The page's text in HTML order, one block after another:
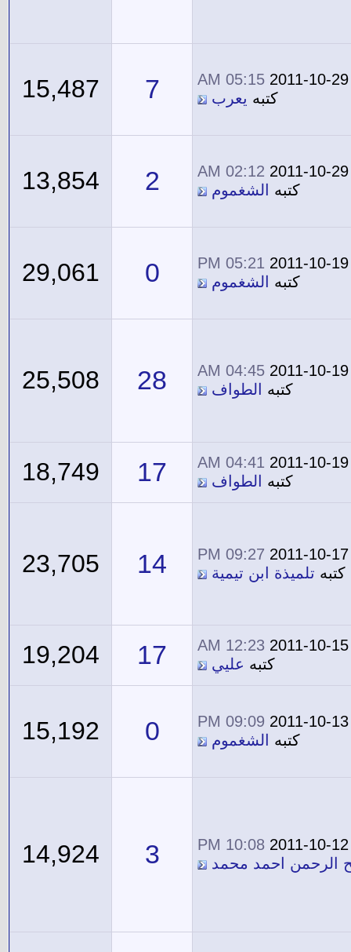
2011-10-29
05:15 AM
كتبه يعرب 7
15,487
2011-10-29
02:12 AM
كتبه
الشغموم 2
13,854
2011-10-19
05:21 PM
كتبه
الشغموم 0
29,061
2011-10-19
04:45 AM
كتبه
الطواف 28
25,508
2011-10-19
04:41 AM
كتبه
الطواف 17
18,749
2011-10-17
09:27 PM
كتبه تلميذة ابن تيمية 14
23,705
2011-10-15
12:23 AM
كتبه عليي 17
19,204
2011-10-13
09:09 PM
كتبه
الشغموم 0
15,192
2011-10-12
10:08 PM
الرحمن احمد محمد
3
14,924